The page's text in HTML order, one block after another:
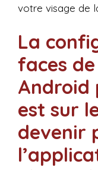
votre visage de
La
faces
Android
est sur
devenir